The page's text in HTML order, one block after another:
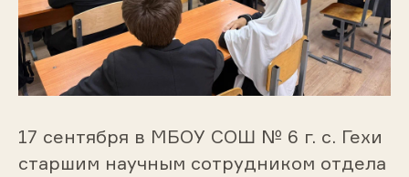
17 сентября в МБОУ СОШ № 6 г. с. Гехи
старшим научным сотрудником отдела